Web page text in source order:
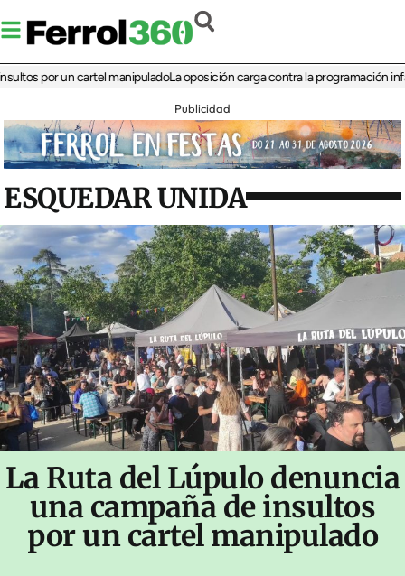
por un cartel manipuladoLa oposición carga contra la programación infantil
Publicidad
ESQUEDAR UNIDA
La Ruta del Lúpulo denuncia
una campaña de insultos
por un cartel manipulado